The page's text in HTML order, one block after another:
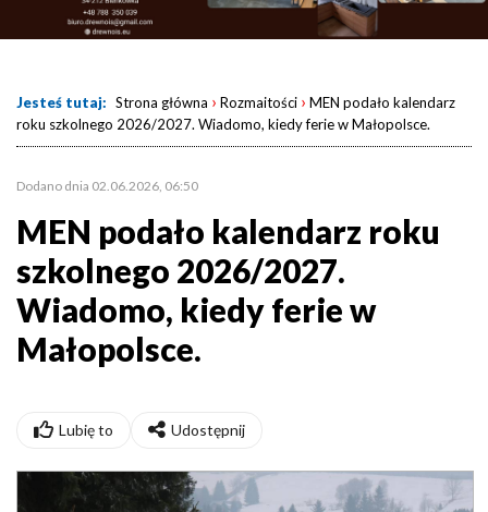
Jesteś tutaj: Strona główna › Rozmaitości › MEN podało kalendarz
roku szkolnego 2026/2027. Wiadomo, kiedy ferie w Małopolsce.
Dodano dnia 02.06.2026, 06:50
MEN podało kalendarz roku
szkolnego 2026/2027.
Wiadomo, kiedy ferie w
Małopolsce.
Lubię to Udostępnij